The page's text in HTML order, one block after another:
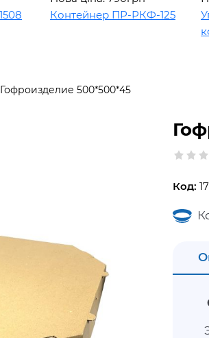
Контейнер ПР-РКФ-125
Гофроизделие 500*500*45
Код: